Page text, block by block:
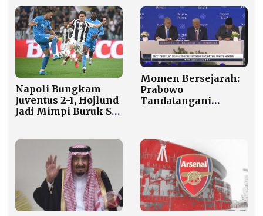
Napoli Bungkam
Juventus 2-1, Højlund
Jadi Mimpi Buruk Si
Momen Bersejarah:
Prabowo
Tandatangani